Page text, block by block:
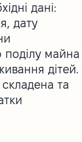
дані:
дату
майна
дітей.
та